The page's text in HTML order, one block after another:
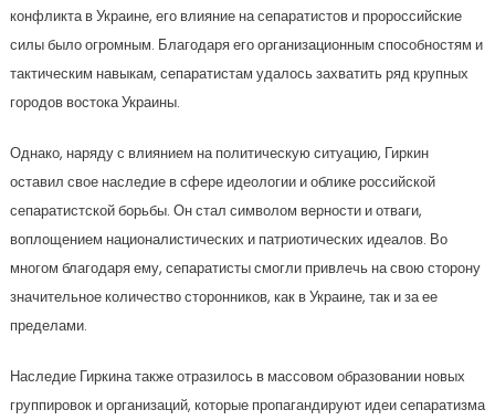
конфликта в Украине, его влияние на сепаратистов и пророссийские
силы было огромным. Благодаря его организационным способностям и
тактическим навыкам, сепаратистам удалось захватить ряд крупных
городов востока Украины.
Однако, наряду с влиянием на политическую ситуацию, Гиркин
оставил свое наследие в сфере идеологии и облике российской
сепаратистской борьбы. Он стал символом верности и отваги,
воплощением националистических и патриотических идеалов. Во
многом благодаря ему, сепаратисты смогли привлечь на свою сторону
значительное количество сторонников, как в Украине, так и за ее
пределами.
Наследие Гиркина также отразилось в массовом образовании новых
группировок и организаций, которые пропагандируют идеи сепаратизма